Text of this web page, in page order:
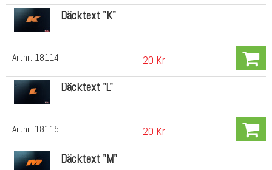
Artnr: 18114
Däcktext "K"
20 Kr
Artnr: 18115
Däcktext "L"
20 Kr
Däcktext "M"